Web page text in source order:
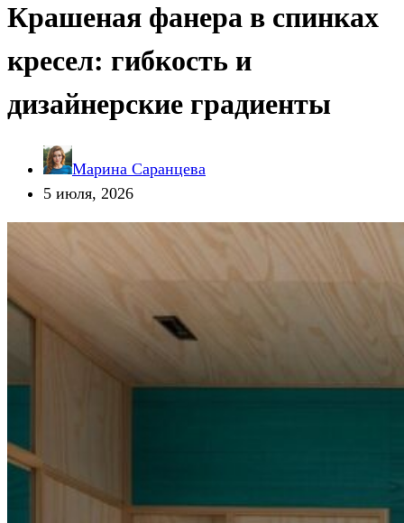
Крашеная фанера в спинках
кресел: гибкость и
дизайнерские градиенты
Марина Саранцева
5 июля, 2026